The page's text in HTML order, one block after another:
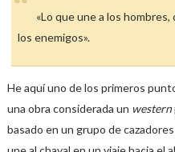
«Lo que une a los
los enemigos».
He aquí uno de los primeros
una obra considerada un western
basado en un grupo de